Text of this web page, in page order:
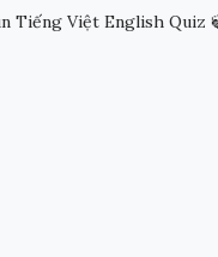
Việt English Quiz